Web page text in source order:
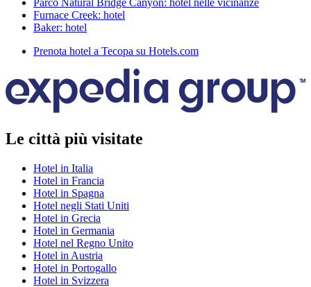
Parco Natural Bridge Canyon: hotel nelle vicinanze
Furnace Creek: hotel
Baker: hotel
Prenota hotel a Tecopa su Hotels.com
Le città più visitate
Hotel in Italia
Hotel in Francia
Hotel in Spagna
Hotel negli Stati Uniti
Hotel in Grecia
Hotel in Germania
Hotel nel Regno Unito
Hotel in Austria
Hotel in Portogallo
Hotel in Svizzera